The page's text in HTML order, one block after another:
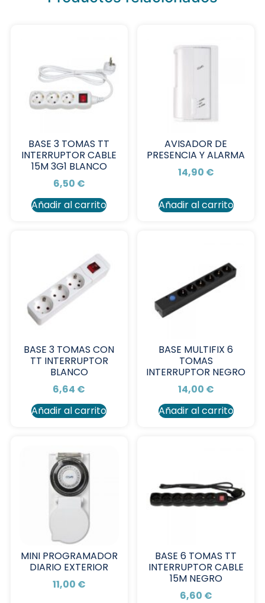
BASE 3 TOMAS TT
INTERRUPTOR CABLE
15M 3G1 BLANCO
6,50 €
Añadir al carrito
AVISADOR DE
PRESENCIA Y ALARMA
14,90 €
Añadir al carrito
BASE 3 TOMAS CON
TT INTERRUPTOR
BLANCO
6,64 €
Añadir al carrito
BASE MULTIFIX 6
TOMAS
INTERRUPTOR NEGRO
14,00 €
Añadir al carrito
MINI PROGRAMADOR
DIARIO EXTERIOR
11,00 €
BASE 6 TOMAS TT
INTERRUPTOR CABLE
15M NEGRO
6,60 €